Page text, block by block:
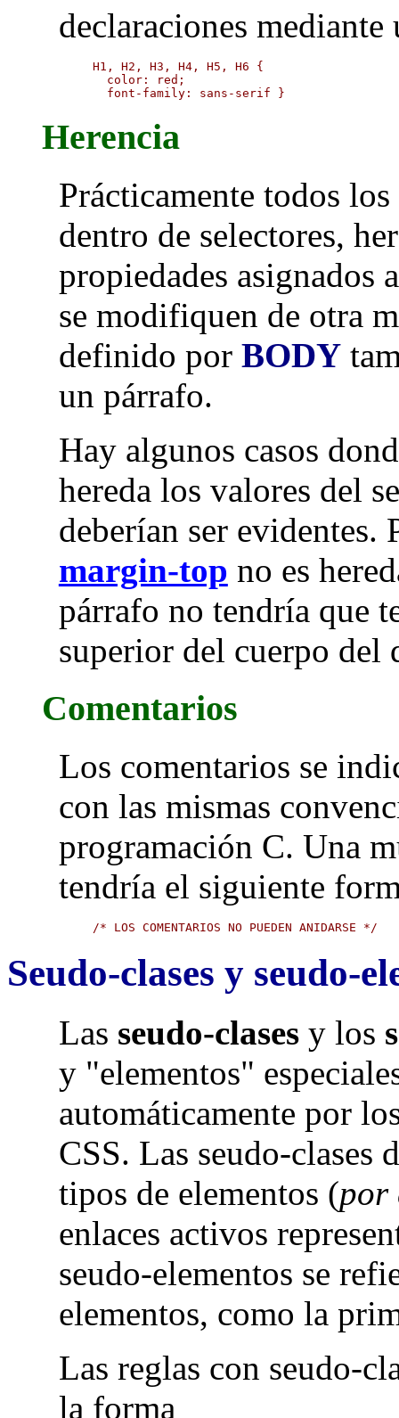
declaraciones
H1, H2, H3, H4, H5, H6 {
  color: red;
  font-family: sans-serif }
Herencia
Prácticamente todos
dentro de selectores,
propiedades asignados
se modifiquen de otra
definido por BODY
un párrafo.
Hay algunos casos
hereda los valores del
deberían ser
margin-top no es
párrafo no tendría que
superior del cuerpo del
Comentarios
Los comentarios se
con las mismas
programación C. Una
tendría el siguiente
/* LOS COMENTARIOS NO PUEDEN ANIDARSE */
Seudo-clases y seudo-
Las seudo-clasesy los
y "elementos"
automáticamente por
CSS. Las seudo-clases
tipos de elementos (por
enlaces activos
seudo-elementos se
elementos, como la
Las reglas con seudo-
la forma